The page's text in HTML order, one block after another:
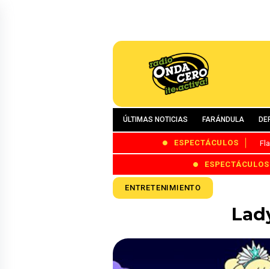
ÚLTIMAS NOTICIAS FARÁNDULA
ESPECTÁCULOS
ESPECTÁCULOS
ENTRETENIMIENTO